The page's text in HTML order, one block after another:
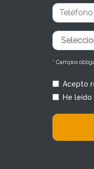
* Campos
Acepto
He